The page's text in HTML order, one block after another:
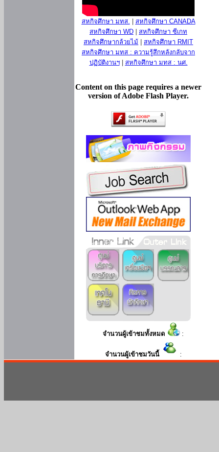
สหกิจศึกษา มทส.
สหกิจศึกษา CANADA
สหกิจศึกษา WD
สหกิจศึกษา ซีเกท
สหกิจศึกษากล้วยไม้
สหกิจศึกษา RMIT
สหกิจศึกษา มทส : ความรู้สึกหลังกลับจาก
ปฏิบัติงานฯ| สหกิจศึกษา มทส : นศ.
Content on this page requires a newer
version of Adobe Flash Player.
จำนวนผู้เข้าชมทั้งหมด :
จำนวนผู้เข้าชมวันนี้ :